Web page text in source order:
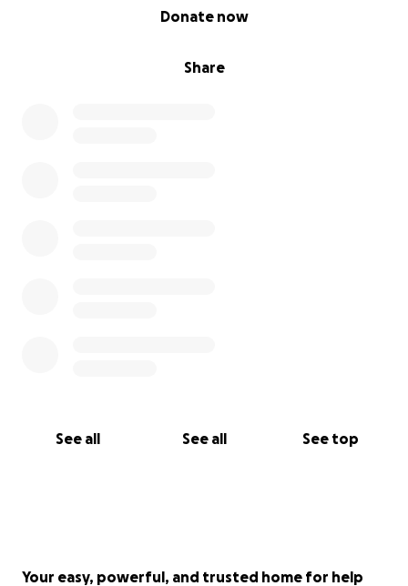
Share
Donate now
See all See all See top
Your easy, powerful, and trusted home for help